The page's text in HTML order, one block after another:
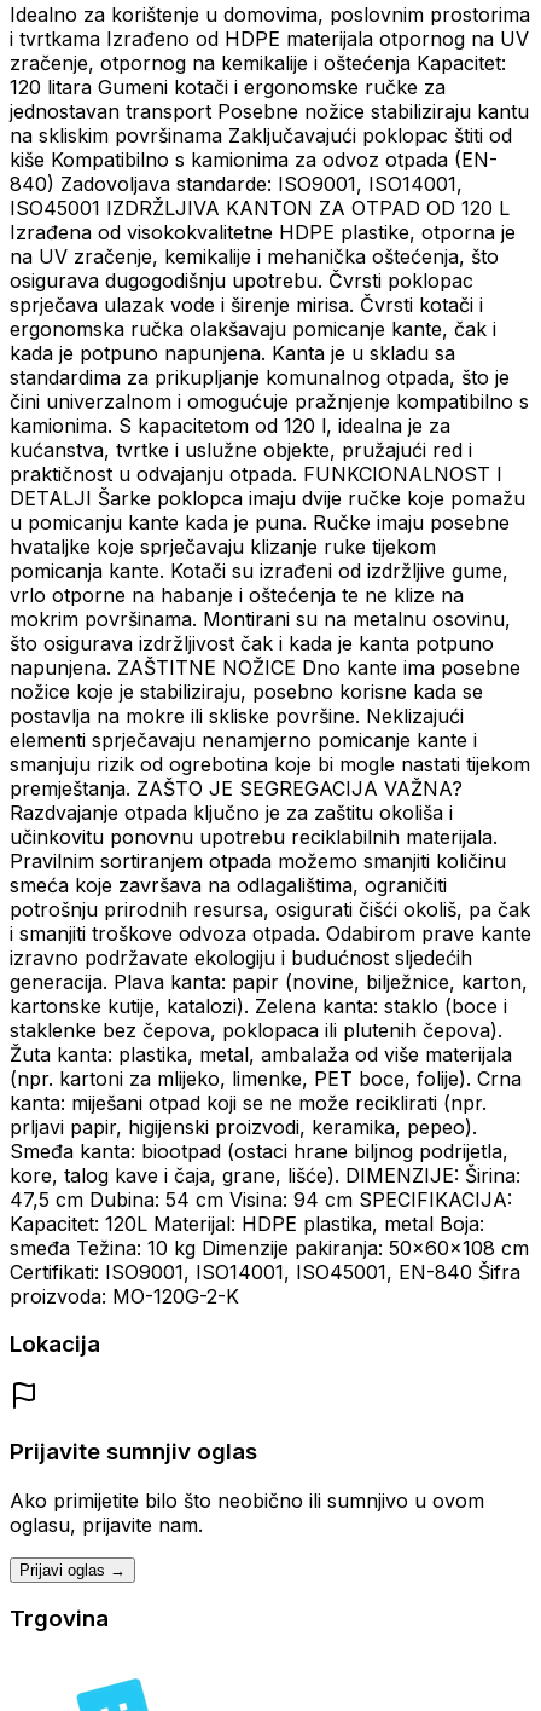
Idealno za korištenje u domovima, poslovnim prostorima
i tvrtkama Izrađeno od HDPE materijala otpornog na UV
zračenje, otpornog na kemikalije i oštećenja Kapacitet:
120 litara Gumeni kotači i ergonomske ručke za
jednostavan transport Posebne nožice stabiliziraju kantu
na skliskim površinama Zaključavajući poklopac štiti od
kiše Kompatibilno s kamionima za odvoz otpada (EN-
840) Zadovoljava standarde: ISO9001, ISO14001,
ISO45001 IZDRŽLJIVA KANTON ZA OTPAD OD 120 L
Izrađena od visokokvalitetne HDPE plastike, otporna je
na UV zračenje, kemikalije i mehanička oštećenja, što
osigurava dugogodišnju upotrebu. Čvrsti poklopac
sprječava ulazak vode i širenje mirisa. Čvrsti kotači i
ergonomska ručka olakšavaju pomicanje kante, čak i
kada je potpuno napunjena. Kanta je u skladu sa
standardima za prikupljanje komunalnog otpada, što je
čini univerzalnom i omogućuje pražnjenje kompatibilno s
kamionima. S kapacitetom od 120 l, idealna je za
kućanstva, tvrtke i uslužne objekte, pružajući red i
praktičnost u odvajanju otpada. FUNKCIONALNOST I
DETALJI Šarke poklopca imaju dvije ručke koje pomažu
u pomicanju kante kada je puna. Ručke imaju posebne
hvataljke koje sprječavaju klizanje ruke tijekom
pomicanja kante. Kotači su izrađeni od izdržljive gume,
vrlo otporne na habanje i oštećenja te ne klize na
mokrim površinama. Montirani su na metalnu osovinu,
što osigurava izdržljivost čak i kada je kanta potpuno
napunjena. ZAŠTITNE NOŽICE Dno kante ima posebne
nožice koje je stabiliziraju, posebno korisne kada se
postavlja na mokre ili skliske površine. Neklizajući
elementi sprječavaju nenamjerno pomicanje kante i
smanjuju rizik od ogrebotina koje bi mogle nastati tijekom
premještanja. ZAŠTO JE SEGREGACIJA VAŽNA?
Razdvajanje otpada ključno je za zaštitu okoliša i
učinkovitu ponovnu upotrebu reciklabilnih materijala.
Pravilnim sortiranjem otpada možemo smanjiti količinu
smeća koje završava na odlagalištima, ograničiti
potrošnju prirodnih resursa, osigurati čišći okoliš, pa čak
i smanjiti troškove odvoza otpada. Odabirom prave kante
izravno podržavate ekologiju i budućnost sljedećih
generacija. Plava kanta: papir (novine, bilježnice, karton,
kartonske kutije, katalozi). Zelena kanta: staklo (boce i
staklenke bez čepova, poklopaca ili plutenih čepova).
Žuta kanta: plastika, metal, ambalaža od više materijala
(npr. kartoni za mlijeko, limenke, PET boce, folije). Crna
kanta: miješani otpad koji se ne može reciklirati (npr.
prljavi papir, higijenski proizvodi, keramika, pepeo).
Smeđa kanta: biootpad (ostaci hrane biljnog podrijetla,
kore, talog kave i čaja, grane, lišće). DIMENZIJE: Širina:
47,5 cm Dubina: 54 cm Visina: 94 cm SPECIFIKACIJA:
Kapacitet: 120L Materijal: HDPE plastika, metal Boja:
smeđa Težina: 10 kg Dimenzije pakiranja: 50x60x108 cm
Certifikati: ISO9001, ISO14001, ISO45001, EN-840 Šifra
proizvoda: MO-120G-2-K
Lokacija
Prijavite sumnjiv oglas
Ako primijetite bilo što neobično ili sumnjivo u ovom
oglasu, prijavite nam.
Prijavi oglas →
Trgovina